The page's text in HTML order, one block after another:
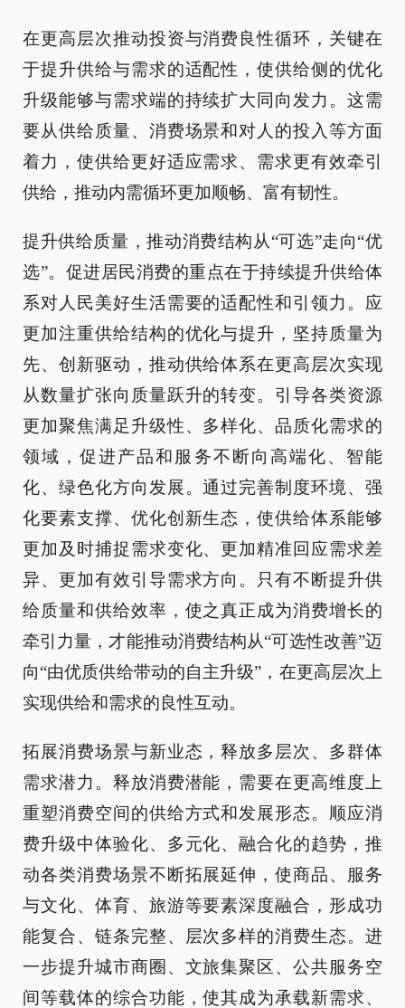
在更高层次推动投资与消费良性循环，关键在
于提升供给与需求的适配性，使供给侧的优化
升级能够与需求端的持续扩大同向发力。这需
要从供给质量、消费场景和对人的投入等方面
着力，使供给更好适应需求、需求更有效牵引
供给，推动内需循环更加顺畅、富有韧性。
提升供给质量，推动消费结构从“可选”走向“优
选”。促进居民消费的重点在于持续提升供给体
系对人民美好生活需要的适配性和引领力。应
更加注重供给结构的优化与提升，坚持质量为
先、创新驱动，推动供给体系在更高层次实现
从数量扩张向质量跃升的转变。引导各类资源
更加聚焦满足升级性、多样化、品质化需求的
领域，促进产品和服务不断向高端化、智能
化、绿色化方向发展。通过完善制度环境、强
化要素支撑、优化创新生态，使供给体系能够
更加及时捕捉需求变化、更加精准回应需求差
异、更加有效引导需求方向。只有不断提升供
给质量和供给效率，使之真正成为消费增长的
牵引力量，才能推动消费结构从“可选性改善”迈
向“由优质供给带动的自主升级”，在更高层次上
实现供给和需求的良性互动。
拓展消费场景与新业态，释放多层次、多群体
需求潜力。释放消费潜能，需要在更高维度上
重塑消费空间的供给方式和发展形态。顺应消
费升级中体验化、多元化、融合化的趋势，推
动各类消费场景不断拓展延伸，使商品、服务
与文化、体育、旅游等要素深度融合，形成功
能复合、链条完整、层次多样的消费生态。进
一步提升城市商圈、文旅集聚区、公共服务空
间等载体的综合功能，使其成为承载新需求、